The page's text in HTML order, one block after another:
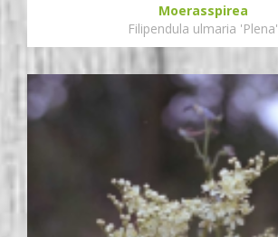
Moerasspirea
Filipendula ulmaria 'Plena'